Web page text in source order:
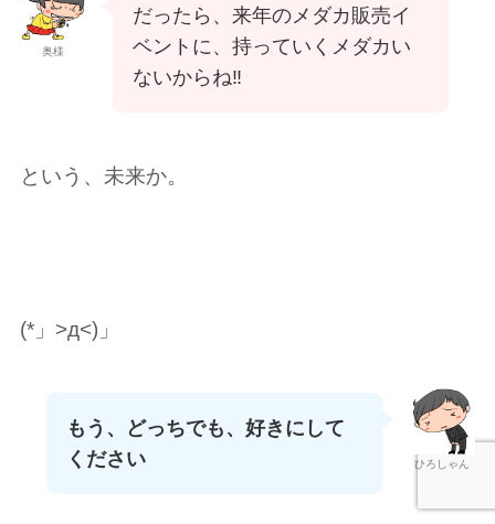
奥様
だったら、来年のメダカ販売イ
ベントに、持っていくメダカい
ないからね‼️
という、未来か。
(*」>д<)」
ひろしゃん
もう、どっちでも、好きにして
ください